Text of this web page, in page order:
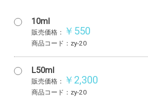
10ml
販売価格： ￥550
商品コード：zy-20
L50ml
販売価格： ￥2,300
商品コード：zy-20